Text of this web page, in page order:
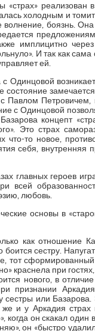
«страх»
холодным и
боязнь.
имплицитно
И так как
ей.
Одинцовой
состояние
Павлом
с Одинцовой
концепт
Это страх
что-то новое,
себя,
главных героев
всей
любовь.
основы в
как отношение
сестру.
тот
краснела при
нового, в
признании
сестры или
и у Аркадия
он скакал
он «быстро